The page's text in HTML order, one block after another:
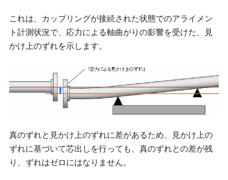
これは、カップリングが接続された状態でのアライメン
ト計測状況で、応力による軸曲がりの影響を受けた、見
かけ上のずれを示します。
真のずれと見かけ上のずれに差があるため、見かけ上の
ずれに基づいて芯出しを行っても、真のずれとの差が残
り、ずれはゼロにはなりません。